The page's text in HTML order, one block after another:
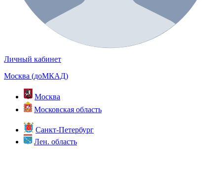
Личный кабинет
Москва (доМКАД)
Москва
Московская область
Санкт-Петербург
Лен. область